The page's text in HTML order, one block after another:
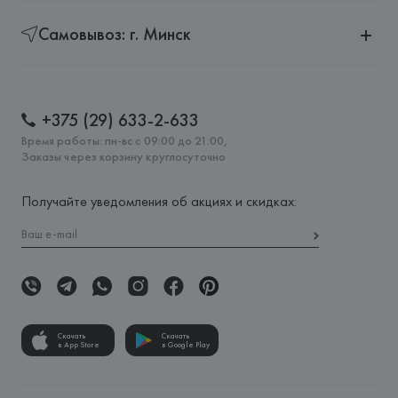
Самовывоз: г. Минск
+375 (29) 633-2-633
Время работы: пн-вс с 09:00 до 21:00,
Заказы через корзину круглосуточно
Получайте уведомления об акциях и скидках:
Скачать
в App Store
Скачать
в Google Play